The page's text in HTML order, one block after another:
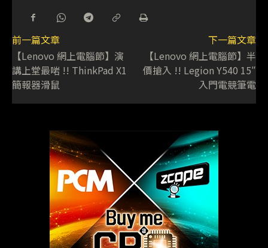
前一篇文章
【Lenovo 網上電腦節】演
講上堂最啱 !! ThinkPad X1
簡報器滑鼠
下一篇文章
【Lenovo 網上電腦節】半
價搶入 !! Legion Y540 15″
入門電競筆電